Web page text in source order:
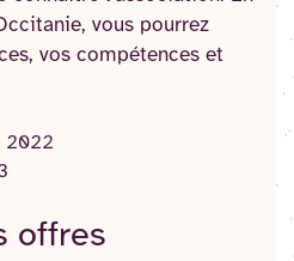
vous pourrez
vos compétences et
2022
offres